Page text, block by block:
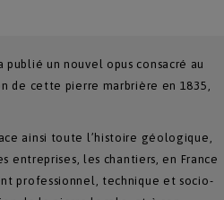
un nouvel opus consacré au
de cette pierre marbrière en 1835,
ainsi toute l’histoire géologique,
entreprises, les chantiers, en France
professionnel, technique et socio-